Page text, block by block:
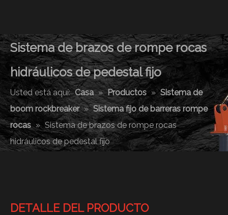
Sistema de brazos de rompe rocas
hidráulicos de pedestal fijo
Usted está aquí: Casa » Productos » Sistema de
boom rockbreaker » Sistema fijo de barreras rompe
rocas » Sistema de brazos de rompe rocas
hidráulicos de pedestal fijo
DETALLE DEL PRODUCTO